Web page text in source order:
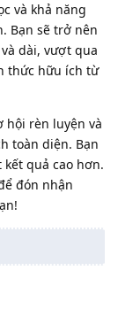
và khả năng
Bạn sẽ trở nên
dài, vượt qua
thức hữu ích từ
hội rèn luyện và
toàn diện. Bạn
quả cao hơn.
đón nhận